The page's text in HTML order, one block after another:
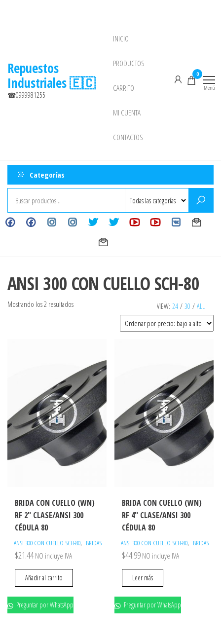
Repuestos
Industriales 🇪🇨
☎0999981255
INICIO
PRODUCTOS
CARRITO
MI CUENTA
CONTACTOS
0
Menú
Categorías
ANSI 300 CON CUELLO SCH-80
VIEW: 24 / 30 / ALL
Mostrando los 2 resultadosOrdenado
BRIDA CON CUELLO (WN)
RF 2″ CLASE/ANSI 300
CÉDULA 80
ANSI 300 CON CUELLO SCH-80, BRIDAS
$21.44 NO incluye IVA
Añadir al carrito
Preguntar por WhatsApp
BRIDA CON CUELLO (WN)
RF 4″ CLASE/ANSI 300
CÉDULA 80
ANSI 300 CON CUELLO SCH-80, BRIDAS
$44.99 NO incluye IVA
Leer más
Preguntar por WhatsApp